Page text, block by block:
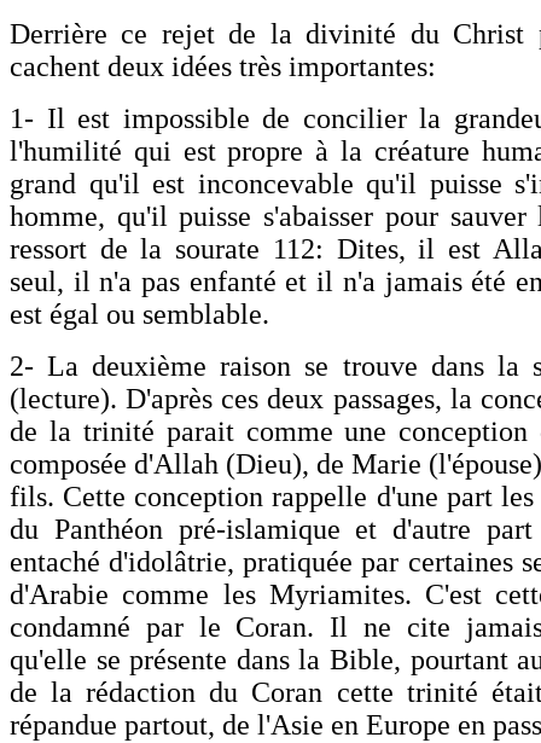
Derrière ce rejet de la divinité du Christ
cachent deux idées très importantes:
1- Il est impossible de concilier la
l'humilité qui est propre à la créature
grand qu'il est inconcevable qu'il puisse
homme, qu'il puisse s'abaisser pour
ressort de la sourate 112: Dites, il est
seul, il n'a pas enfanté et il n'a jamais été
est égal ou semblable.
2- La deuxième raison se trouve dans la
(lecture). D'après ces deux passages, la
de la trinité parait comme une conception
composée d'Allah (Dieu), de Marie
fils. Cette conception rappelle d'une part
du Panthéon pré-islamique et d'autre
entaché d'idolâtrie, pratiquée par certaines
d'Arabie comme les Myriamites. C'est
condamné par le Coran. Il ne cite
qu'elle se présente dans la Bible, pourtant
de la rédaction du Coran cette trinité
répandue partout, de l'Asie en Europe en